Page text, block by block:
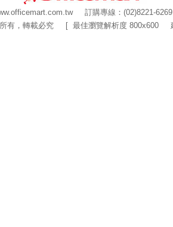
訂購專線：(02)8221-
有，轉載必究 [ 最佳瀏覽解析度 800x600